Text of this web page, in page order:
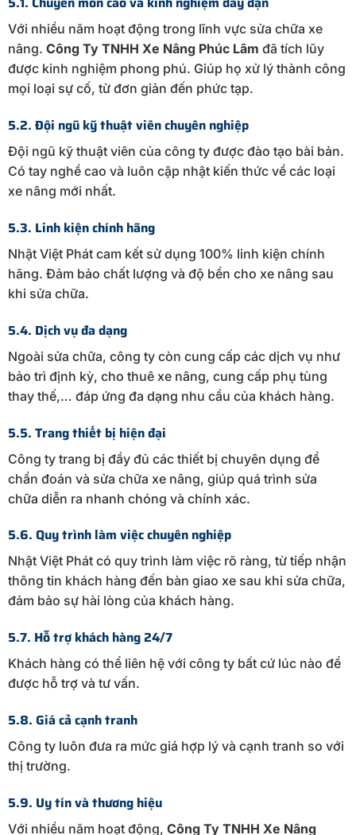
Với nhiều năm hoạt động trong lĩnh vực sửa chữa xe
nâng. Công Ty TNHH Xe Nâng Phúc Lâm đã tích lũy
được kinh nghiệm phong phú. Giúp họ xử lý thành công
mọi loại sự cố, từ đơn giản đến phức tạp.
5.2. Đội ngũ kỹ thuật viên chuyên nghiệp
Đội ngũ kỹ thuật viên của công ty được đào tạo bài bản.
Có tay nghề cao và luôn cập nhật kiến thức về các loại
xe nâng mới nhất.
5.3. Linh kiện chính hãng
Nhật Việt Phát cam kết sử dụng 100% linh kiện chính
hãng. Đảm bảo chất lượng và độ bền cho xe nâng sau
khi sửa chữa.
5.4. Dịch vụ đa dạng
Ngoài sửa chữa, công ty còn cung cấp các dịch vụ như
bảo trì định kỳ, cho thuê xe nâng, cung cấp phụ tùng
thay thế,… đáp ứng đa dạng nhu cầu của khách hàng.
5.5. Trang thiết bị hiện đại
Công ty trang bị đầy đủ các thiết bị chuyên dụng để
chẩn đoán và sửa chữa xe nâng, giúp quá trình sửa
chữa diễn ra nhanh chóng và chính xác.
5.6. Quy trình làm việc chuyên nghiệp
Nhật Việt Phát có quy trình làm việc rõ ràng, từ tiếp nhận
thông tin khách hàng đến bàn giao xe sau khi sửa chữa,
đảm bảo sự hài lòng của khách hàng.
5.7. Hỗ trợ khách hàng 24/7
Khách hàng có thể liên hệ với công ty bất cứ lúc nào để
được hỗ trợ và tư vấn.
5.8. Giá cả cạnh tranh
Công ty luôn đưa ra mức giá hợp lý và cạnh tranh so với
thị trường.
5.9. Uy tín và thương hiệu
Với nhiều năm hoạt động, Công Ty TNHH Xe Nâng